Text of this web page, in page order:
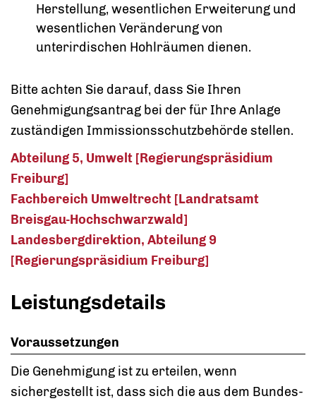
Herstellung, wesentlichen Erweiterung und
wesentlichen Veränderung von
unterirdischen Hohlräumen dienen.
Bitte achten Sie darauf, dass Sie Ihren
Genehmigungsantrag bei der für Ihre Anlage
zuständigen Immissionsschutzbehörde stellen.
Abteilung 5, Umwelt [Regierungspräsidium
Freiburg]
Fachbereich Umweltrecht [Landratsamt
Breisgau-Hochschwarzwald]
Landesbergdirektion, Abteilung 9
[Regierungspräsidium Freiburg]
Leistungsdetails
Voraussetzungen
Die Genehmigung ist zu erteilen, wenn
sichergestellt ist, dass sich die aus dem Bundes-